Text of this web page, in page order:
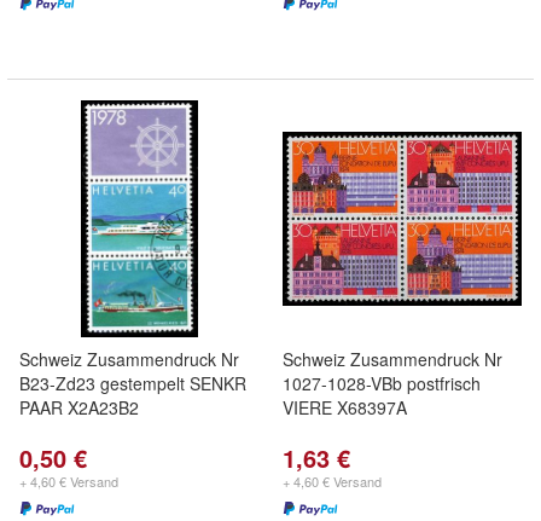
Schweiz Zusammendruck Nr
B23-Zd23 gestempelt SENKR
PAAR X2A23B2
0,50 €
+ 4,60 € Versand
Schweiz Zusammendruck Nr
1027-1028-VBb postfrisch
VIERE X68397A
1,63 €
+ 4,60 € Versand